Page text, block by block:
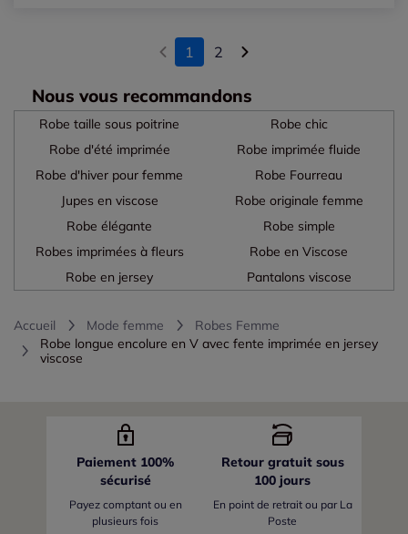
1 2
Nous vous recommandons
Robe taille sous poitrine
Robe d'été imprimée
Robe d'hiver pour femme
Jupes en viscose
Robe chic
Robe imprimée fluide
Robe Fourreau
Robe originale femme
Robe élégante
Robes imprimées à fleurs
Robe en jersey
Robe simple
Robe en Viscose
Pantalons viscose
Accueil Mode femme
Robes Femme
Robe longue encolure en V avec fente imprimée en jersey
viscose
Paiement 100%
sécurisé
Payez comptant ou en
plusieurs fois
Retour gratuit sous
100 jours
En point de retrait ou par La
Poste